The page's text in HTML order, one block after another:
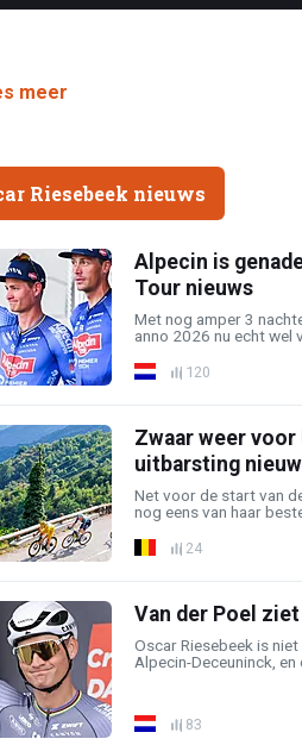
meer
Riesebeek nieuws
Alpecin is
Tour nieuws
Met nog amper 3
anno 2026 nu echt wel
120
Zwaar weer
uitbarsting
Net voor de start van
nog eens van haar
24
Van der Poel
Oscar Riesebeek is
Alpecin-Deceuninck, en
83